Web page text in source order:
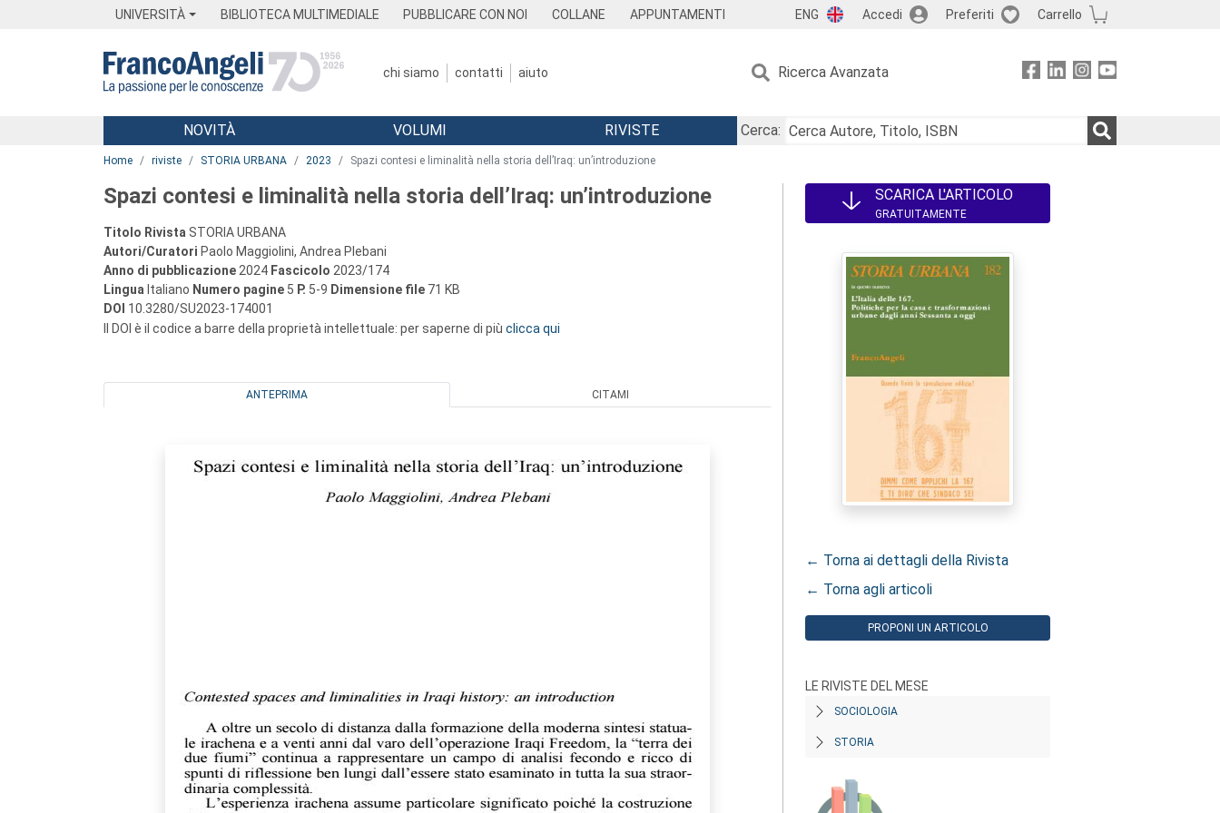
UNIVERSITÀ BIBLIOTECA MULTIMEDIALE PUBBLICARE CON NOI COLLANE APPUNTAMENTI ENG Accedi Preferiti Carrello
chi siamo contatti aiuto Ricerca Avanzata
Menu
NOVITÀ VOLUMI RIVISTE
Cerca:
Home riviste STORIA URBANA 2023 Spazi contesi e liminalità nella storia dell’Iraq: un’introduzione
Spazi contesi e liminalità nella storia dell’Iraq: un’introduzione
Titolo Rivista STORIA URBANA
Autori/Curatori Paolo Maggiolini, Andrea Plebani
Anno di pubblicazione 2024 Fascicolo 2023/174
Lingua Italiano Numero pagine 5 P. 5-9 Dimensione file 71 KB
DOI 10.3280/SU2023-174001
Il DOI è il codice a barre della proprietà intellettuale: per saperne di più clicca qui
ANTEPRIMA CITAMI
SCARICA L'ARTICOLO
GRATUITAMENTE
← Torna ai dettagli della Rivista
← Torna agli articoli
PROPONI UN ARTICOLO
LE RIVISTE DEL MESE
SOCIOLOGIA
STORIA